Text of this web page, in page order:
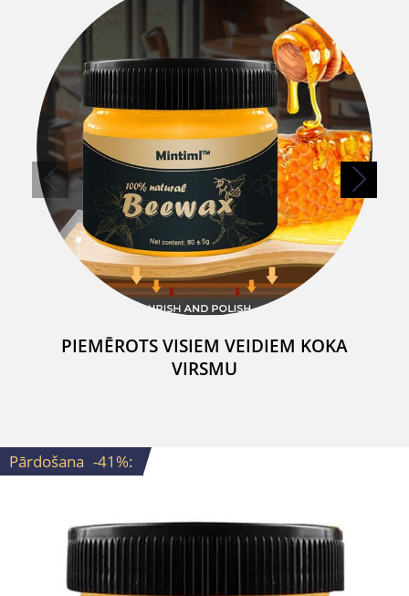
PIEMĒROTS VISIEM VEIDIEM KOKA
VIRSMU
Pārdošana -41%: